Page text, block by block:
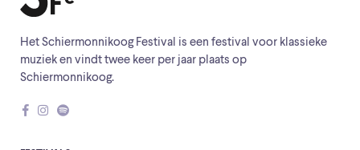
Het Schiermonnikoog Festival is een festival voor klassieke
muziek en vindt twee keer per jaar plaats op
Schiermonnikoog.